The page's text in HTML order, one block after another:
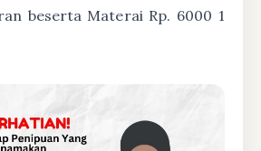
beserta Materai Rp. 6000 1